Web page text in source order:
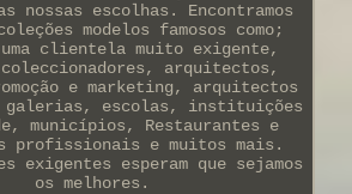
nossas escolhas. Encontramos
modelos famosos como;
uma clientela muito exigente,
arquitectos,
e marketing, arquitectos
galerias, escolas, instituições
municípios, Restaurantes e
profissionais e muitos mais.
exigentes esperam que sejamos
os melhores.